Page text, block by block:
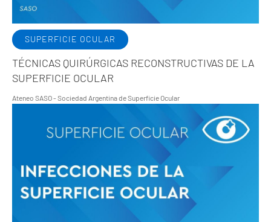
SUPERFICIE OCULAR
TÉCNICAS QUIRÚRGICAS RECONSTRUCTIVAS DE LA
SUPERFICIE OCULAR
Ateneo SASO - Sociedad Argentina de Superficie Ocular